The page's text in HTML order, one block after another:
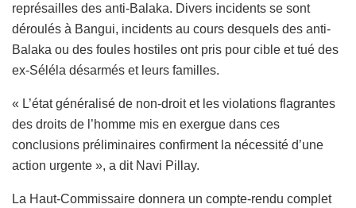
représailles des anti-Balaka. Divers incidents se sont
déroulés à Bangui, incidents au cours desquels des anti-
Balaka ou des foules hostiles ont pris pour cible et tué des
ex-Séléla désarmés et leurs familles.
« L’état généralisé de non-droit et les violations flagrantes
des droits de l’homme mis en exergue dans ces
conclusions préliminaires confirment la nécessité d’une
action urgente », a dit Navi Pillay.
La Haut-Commissaire donnera un compte-rendu complet